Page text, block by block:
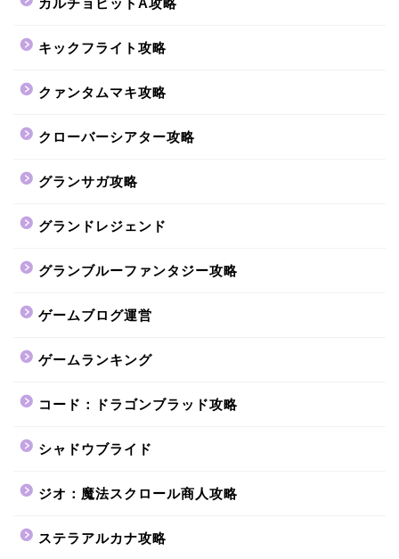
カルチョビットA攻略
キックフライト攻略
クァンタムマキ攻略
クローバーシアター攻略
グランサガ攻略
グランドレジェンド
グランブルーファンタジー攻略
ゲームブログ運営
ゲームランキング
コード：ドラゴンブラッド攻略
シャドウブライド
ジオ：魔法スクロール商人攻略
ステラアルカナ攻略